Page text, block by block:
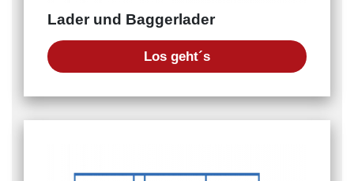
Lader und Baggerlader
Los geht´s